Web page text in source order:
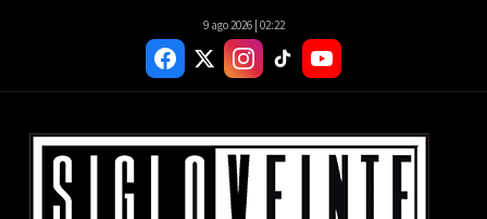
9 ago 2026 | 02:22